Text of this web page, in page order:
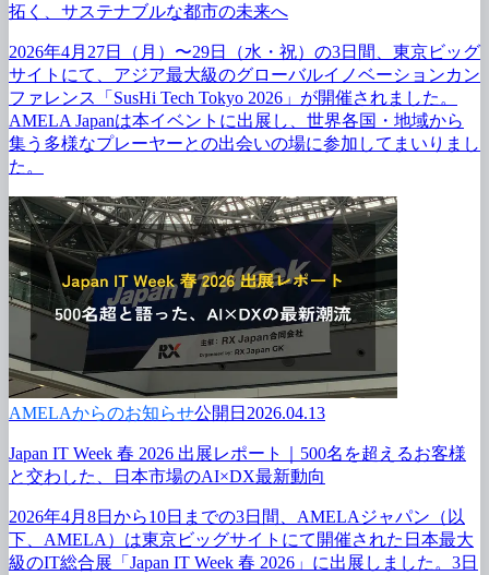
拓く、 サステナブルな都市の未来へ
2026年4月27日 （月）〜29日 （水・ 祝）の3日間、 東京ビッグ
サイトにて、 アジア最大級のグローバルイノベーションカン
ファレンス
「SusHi Tech Tokyo 2026」が開催されました。
AMELA Japanは本イベントに出展し、 世界各国・地域から
集う 多様なプレーヤーとの出会いの場に参加して まいりまし
た。
AMELAからのお知らせ公開日2026.04.13
Japan IT Week 春 2026 出展レポート｜500名を超えるお客様
と交わした、 日本市場のAI×DX最新動向
2026年4月8日から10日までの3日間、 AMELAジャパン （以
下、 AMELA）は東京ビッグサイトにて 開催された 日本最大
級のIT総合展 「Japan IT Week 春 2026」に出展しました。 3日